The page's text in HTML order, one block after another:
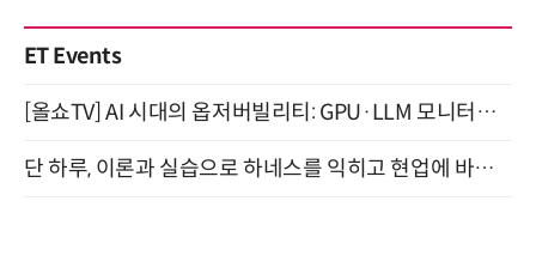
ET Events
[올쇼TV] AI 시대의 옵저버빌리티: GPU·LLM 모니터링부터 AI 기반 장애 대응까지 (8/11 생방송)
단 하루, 이론과 실습으로 하네스를 익히고 현업에 바로 쓰는 핸즈온 워크숍 (8/20)